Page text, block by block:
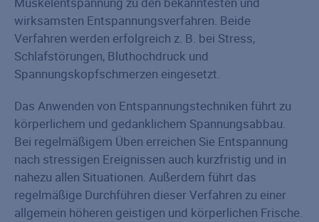
wirksamsten Entspannungsverfahren. Beide
Verfahren werden erfolgreich z. B. bei Stress,
Schlafstörungen, Bluthochdruck und
Spannungskopfschmerzen eingesetzt.
Das Anwenden von Entspannungstechniken führt zu
körperlichem und gedanklichem Spannungsabbau.
Bei regelmäßigem Üben erreichen Sie Entspannung
nach stressigen Ereignissen auch kurzfristig und in
nahezu allen Situationen. Außerdem führt das
regelmäßige Durchführen dieser Verfahren zu einer
allgemein höheren geistigen und körperlichen Frische.